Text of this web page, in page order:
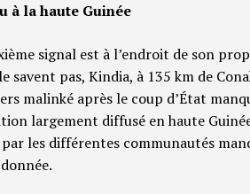
à la haute Guinée
signal est à l’endroit de son
savent pas, Kindia, à 135 km de
malinké après le coup d’État
largement diffusé en haute
par les différentes communautés